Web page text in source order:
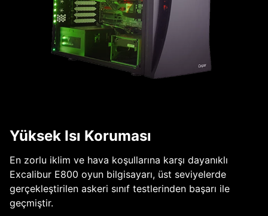
Yüksek Isı Koruması
En zorlu iklim ve hava koşullarına karşı dayanıklı
Excalibur E800 oyun bilgisayarı, üst seviyelerde
gerçekleştirilen askeri sınıf testlerinden başarı ile
geçmiştir.